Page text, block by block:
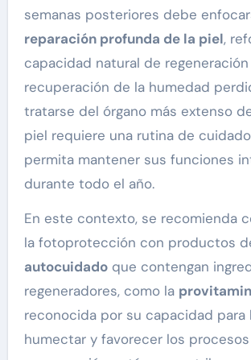
semanas posteriores debe
reparación profunda de la piel,
capacidad natural de
recuperación de la humedad
tratarse del órgano más extenso
piel requiere una rutina de
permita mantener sus funciones
durante todo el año.
En este contexto, se recomienda
la fotoprotección con productos
autocuidadoque contengan
regeneradores, como la
reconocida por su capacidad para
humectar y favorecer los